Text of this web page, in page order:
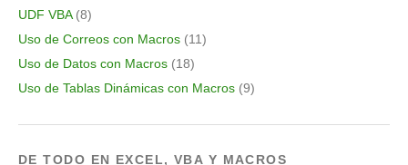
UDF VBA(8)
Uso de Correos con Macros (11)
Uso de Datos con Macros (18)
Uso de Tablas Dinámicas con Macros (9)
DE TODO EN EXCEL, VBA Y MACROS